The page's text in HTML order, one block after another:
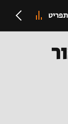
תפריט
אור